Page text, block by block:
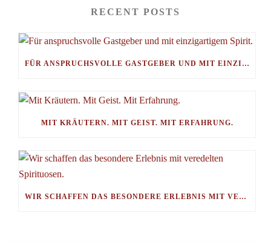
RECENT POSTS
FÜR ANSPRUCHSVOLLE GASTGEBER UND MIT EINZIGARTIGEM SPIRIT.
MIT KRÄUTERN. MIT GEIST. MIT ERFAHRUNG.
WIR SCHAFFEN DAS BESONDERE ERLEBNIS MIT VEREDELTEN SPIRITUOSEN.